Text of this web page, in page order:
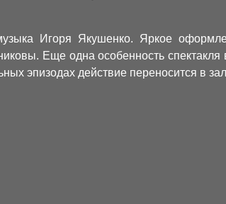
Игоря Якушенко. Яркое
Еще одна особенность
эпизодах действие переносится в